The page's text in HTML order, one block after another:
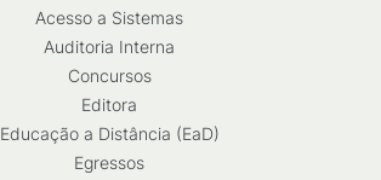
Acesso a Sistemas
Auditoria Interna
Concursos
Editora
Educação a Distância (EaD)
Egressos